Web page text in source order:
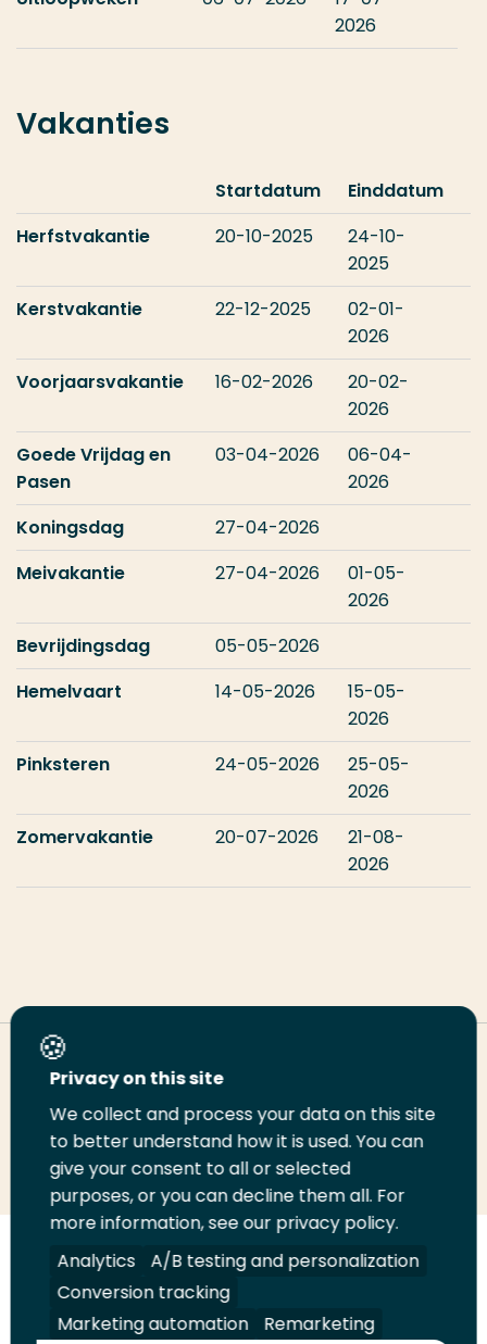
2026
Vakanties
Startdatum
Einddatum
Herfstvakantie
20-10-2025
24-10-
2025
Kerstvakantie
22-12-2025
02-01-
2026
Voorjaarsvakantie
16-02-2026
20-02-
2026
Goede Vrijdag en
Pasen
03-04-2026
06-04-
2026
Koningsdag
27-04-2026
Meivakantie
27-04-2026
01-05-
2026
Bevrijdingsdag
05-05-2026
Hemelvaart
14-05-2026
15-05-
2026
Pinksteren
24-05-2026
25-05-
2026
Zomervakantie
20-07-2026
21-08-
2026
Deel deze pagina
Deel
LinkedIn
Deel
op
Twitter
Deel
op
Facebook
Email
deze
pagina
Print
deze
pagina
Volg
ons
op
Volg
ons
op
Volg
ons
op
Volg
ons
op
Juridisch Security A-Z Index
Contact
Privacy on this site
We collect and process your data on this site
to better understand how it is used. You can
give your consent to all or selected
purposes, or you can decline them all. For
more information, see our privacy policy.
Analytics
A/B testing and personalization
Conversion tracking
Marketing automation
Remarketing